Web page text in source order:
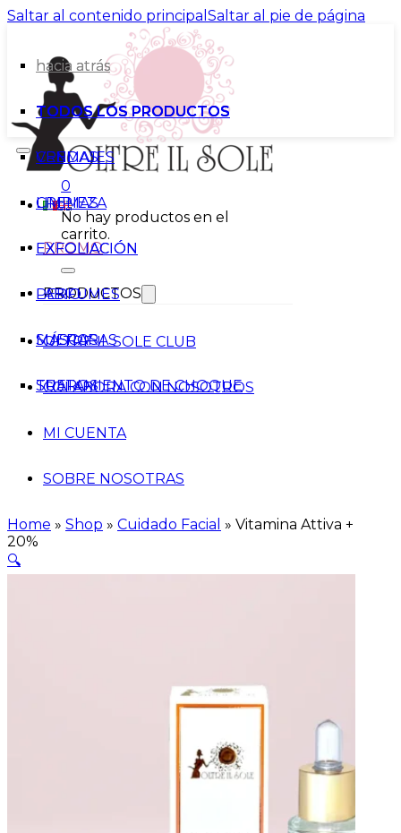
Saltar al contenido principal Saltar al pie de página
0
No hay productos en el
carrito.
PROMO
PRODUCTOS
hacia atrás
TODOS LOS PRODUCTOS
VENDAJES
CREMAS
EXFOLIACIÓN
PERFUMES
SUEROS
TRATAMIENTO DE CHOQUE
hacia atrás
TODOS LOS PRODUCTOS
CREMAS
LIMPIEZA
EXFOLIACIÓN
LABIO
MÁSCARAS
SUEROS
OLTRE IL SOLE CLUB
COLABORA CON NOSOTROS
MI CUENTA
SOBRE NOSOTRAS
Home » Shop » Cuidado Facial » Vitamina Attiva +
20%
🔍